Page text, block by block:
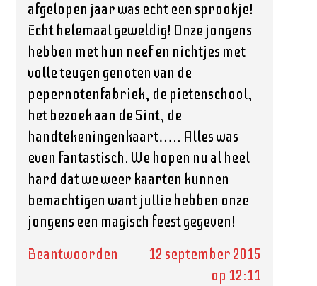
afgelopen jaar was echt een sprookje!
Echt helemaal geweldig! Onze jongens
hebben met hun neef en nichtjes met
volle teugen genoten van de
pepernotenfabriek, de pietenschool,
het bezoek aan de Sint, de
handtekeningenkaart….. Alles was
even fantastisch. We hopen nu al heel
hard dat we weer kaarten kunnen
bemachtigen want jullie hebben onze
jongens een magisch feest gegeven!
Beantwoorden
12 september 2015
op 12:11